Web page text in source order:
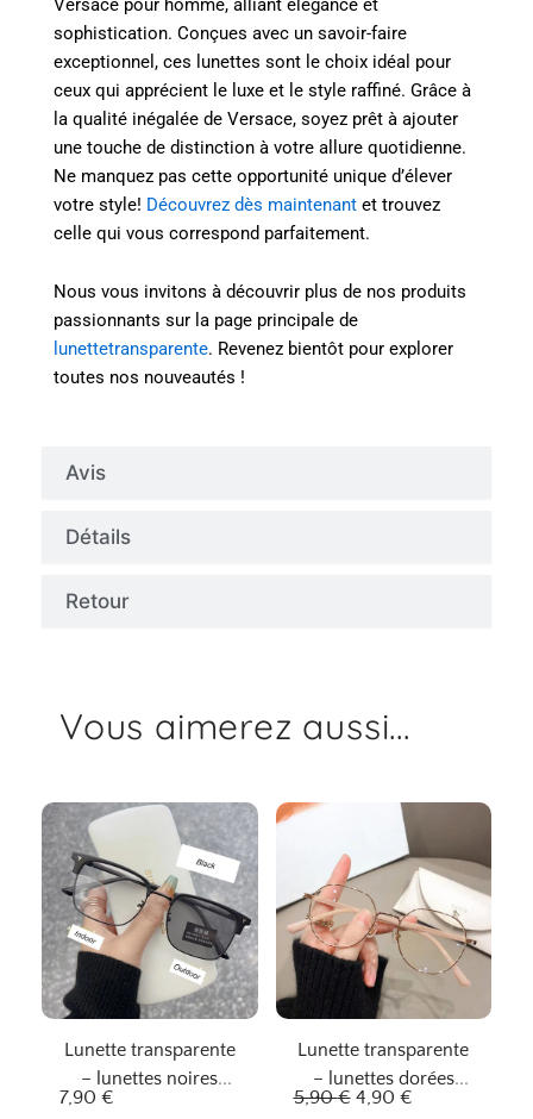
Avis
Détails
Retour
Versace pour homme, alliant élégance et
sophistication. Conçues avec un savoir-faire
exceptionnel, ces lunettes sont le choix idéal pour
ceux qui apprécient le luxe et le style raffiné. Grâce à
la qualité inégalée de Versace, soyez prêt à ajouter
une touche de distinction à votre allure quotidienne.
Ne manquez pas cette opportunité unique d’élever
votre style! Découvrez dès maintenant et trouvez
celle qui vous correspond parfaitement.
Nous vous invitons à découvrir plus de nos produits
passionnants sur la page principale de
lunettetransparente. Revenez bientôt pour explorer
toutes nos nouveautés !
Vous aimerez aussi...
Lunette transparente
– lunettes noires
élégantes
7,90 €
Lunette transparente
– lunettes dorées
enchantées
5,90€ L
4,90 €L